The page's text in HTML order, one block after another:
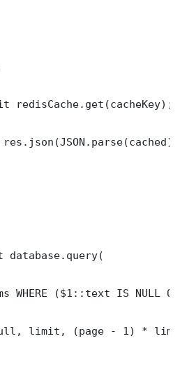
redisCache.get(cacheKey);
WHERE ($1::text IS NULL
null, limit, (page - 1) *